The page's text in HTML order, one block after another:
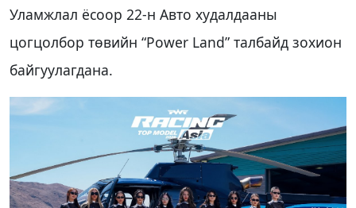
Уламжлал ёсоор 22-н Авто худалдааны
цогцолбор төвийн “Power Land” талбайд зохион
байгуулагдана.